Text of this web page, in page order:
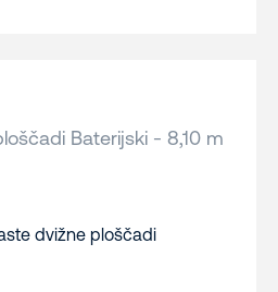
Baterijski - 8,10 m